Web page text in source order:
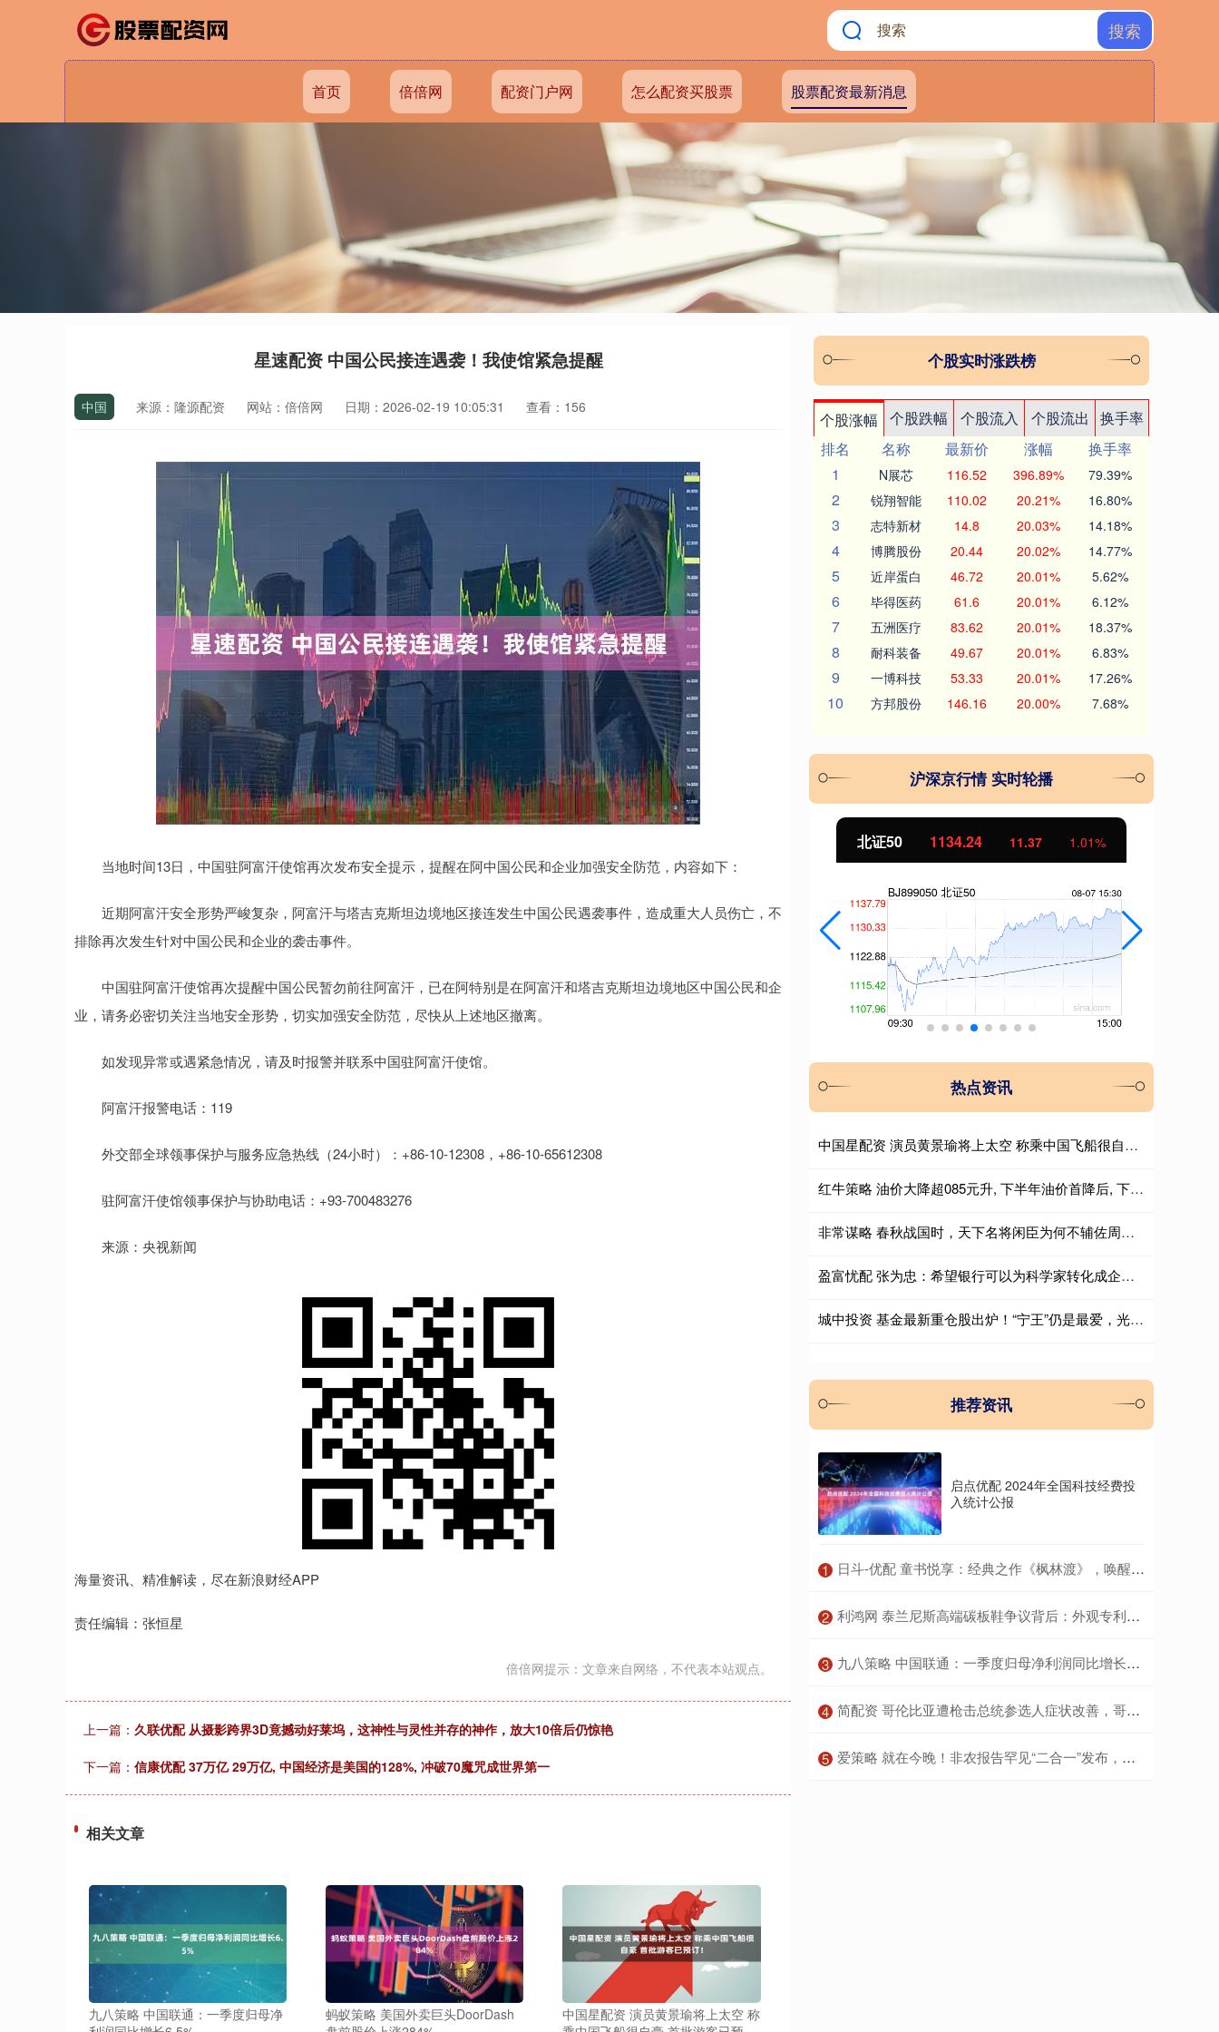
搜索
首页 倍倍网 配资门户网 怎么配资买股票 股票配资最新消息
星速配资 中国公民接连遇袭！我使馆紧急提醒
中国 来源：隆源配资 网站：倍倍网 日期：2026-02-19 10:05:31 查看：156
当地时间13日，中国驻阿富汗使馆再次发布安全提示，提醒在阿中国公民和企业加强安全防范，内容如下：
近期阿富汗安全形势严峻复杂，阿富汗与塔吉克斯坦边境地区接连发生中国公民遇袭事件，造成重大人员伤亡，不
排除再次发生针对中国公民和企业的袭击事件。
中国驻阿富汗使馆再次提醒中国公民暂勿前往阿富汗，已在阿特别是在阿富汗和塔吉克斯坦边境地区中国公民和企
业，请务必密切关注当地安全形势，切实加强安全防范，尽快从上述地区撤离。
如发现异常或遇紧急情况，请及时报警并联系中国驻阿富汗使馆。
阿富汗报警电话：119
外交部全球领事保护与服务应急热线（24小时）：+86-10-12308，+86-10-65612308
驻阿富汗使馆领事保护与协助电话：+93-700483276
来源：央视新闻
海量资讯、精准解读，尽在新浪财经APP
责任编辑：张恒星
倍倍网提示：文章来自网络，不代表本站观点。
上一篇： 久联优配 从摄影跨界3D竟撼动好莱坞，这神性与灵性并存的神作，放大10倍后仍惊艳
下一篇： 信康优配 37万亿 29万亿, 中国经济是美国的128%, 冲破70魔咒成世界第一
相关文章
九八策略 中国联通：一季度归母净
蚂蚁策略 美国外卖巨头DoorDash
中国星配资 演员黄景瑜将上太空 称
个股实时涨跌榜
个股涨幅 个股跌幅 个股流入 个股流出
换手率
排名
名称 最新价 涨幅
换手率
1
N展芯 116.52 396.89% 79.39%
2 锐翔智能 110.02 20.21% 16.80%
3 志特新材 14.8 20.03% 14.18%
4 博腾股份 20.44 20.02% 14.77%
5 近岸蛋白 46.72 20.01% 5.62%
6 毕得医药 61.6 20.01% 6.12%
7 五洲医疗 83.62 20.01% 18.37%
8 耐科装备 49.67 20.01% 6.83%
9 一博科技 53.33 20.01% 17.26%
10 方邦股份 146.16 20.00% 7.68%
沪深京行情 实时轮播
北证50 1134.24 11.37 1.01%
热点资讯
中国星配资 演员黄景瑜将上太空 称乘中国飞船很自豪 首批游客已预订！
红牛策略 油价大降超085元升, 下半年油价首降后, 下次调价或“2连跌”!
非常谋略 春秋战国时，天下名将闲臣为何不辅佐周天子？答案非常现实
盈富忧配 张为忠：希望银行可以为科学家转化成企业家提供专业团队支持
城中投资 基金最新重仓股出炉！“宁王”仍是最爱，光模块成“新宠”
推荐资讯
启点优配 2024年全国科技经费投
入统计公报
1 ​日斗-优配 童书悦享：经典之作《枫林渡》，唤醒你心底的童年记忆！
2 ​利鸿网 泰兰尼斯高端碳板鞋争议背后：外观专利超八成，部分投诉指向基础工艺
3 ​九八策略 中国联通：一季度归母净利润同比增长6.5%
4 ​简配资 哥伦比亚遭枪击总统参选人症状改善，哥总统要求美国协助调查
5 ​爱策略 就在今晚！非农报告罕见“二合一”发布，失业率存飙升可能